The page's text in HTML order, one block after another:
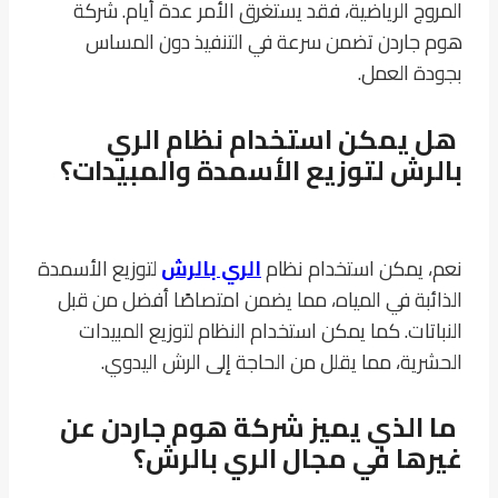
المروج الرياضية، فقد يستغرق الأمر عدة أيام. شركة
هوم جاردن تضمن سرعة في التنفيذ دون المساس
بجودة العمل.
هل يمكن استخدام نظام الري
بالرش لتوزيع الأسمدة والمبيدات؟
نعم، يمكن استخدام نظامالري بالرشلتوزيع الأسمدة
الذائبة في المياه، مما يضمن امتصاصًا أفضل من قبل
النباتات. كما يمكن استخدام النظام لتوزيع المبيدات
الحشرية، مما يقلل من الحاجة إلى الرش اليدوي.
ما الذي يميز شركة هوم جاردن عن
غيرها في مجال الري بالرش؟